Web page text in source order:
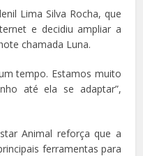
Lima Silva Rocha, que
e decidiu ampliar a
chamada Luna.
tempo. Estamos muito
até ela se adaptar”,
Animal reforça que a
ferramentas para